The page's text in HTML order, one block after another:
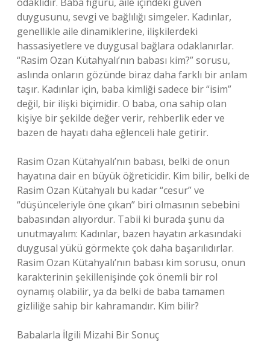
duygusunu, sevgi ve bağlılığı simgeler. Kadınlar,
genellikle aile dinamiklerine, ilişkilerdeki
hassasiyetlere ve duygusal bağlara odaklanırlar.
“Rasim Ozan Kütahyalı’nın babası kim?” sorusu,
aslında onların gözünde biraz daha farklı bir anlam
taşır. Kadınlar için, baba kimliği sadece bir “isim”
değil, bir ilişki biçimidir. O baba, ona sahip olan
kişiye bir şekilde değer verir, rehberlik eder ve
bazen de hayatı daha eğlenceli hale getirir.
Rasim Ozan Kütahyalı’nın babası, belki de onun
hayatına dair en büyük öğreticidir. Kim bilir, belki de
Rasim Ozan Kütahyalı bu kadar “cesur” ve
“düşünceleriyle öne çıkan” biri olmasının sebebini
babasından alıyordur. Tabii ki burada şunu da
unutmayalım: Kadınlar, bazen hayatın arkasındaki
duygusal yükü görmekte çok daha başarılıdırlar.
Rasim Ozan Kütahyalı’nın babası kim sorusu, onun
karakterinin şekillenişinde çok önemli bir rol
oynamış olabilir, ya da belki de baba tamamen
gizliliğe sahip bir kahramandır. Kim bilir?
Babalarla İlgili Mizahi Bir Sonuç